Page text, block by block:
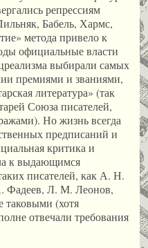
репрессиям
Бабель, Хармс,
метода привело к
официальные власти
выбирали самых
премиями и званиями,
литература» (так
Союза писателей,
Но жизнь всегда
предписаний и
критика и
к выдающимся
писателей, как А. Н.
Л. М. Леонов,
таковыми (хотя
отвечали требования